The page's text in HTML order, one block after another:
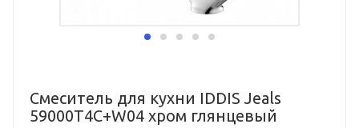
Смеситель для кухни IDDIS Jeals
59000T4C+W04 хром глянцевый